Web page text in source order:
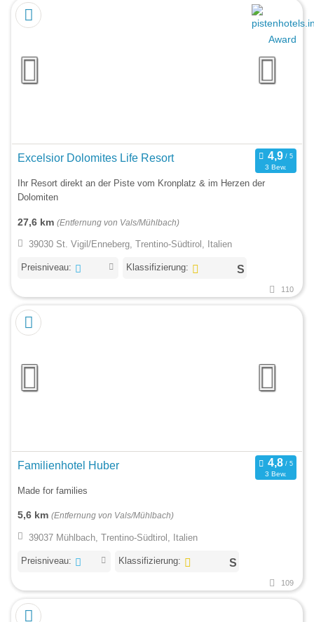
Excelsior Dolomites Life Resort
3 Bew.
Ihr Resort direkt an der Piste vom Kronplatz & im Herzen der
Dolomiten
27,6 km (Entfernung von Vals/Mühlbach)
39030 St. Vigil/Enneberg, Trentino-Südtirol, Italien
Preisniveau: Klassifizierung:
110
Familienhotel Huber
3 Bew.
Made for families
5,6 km (Entfernung von Vals/Mühlbach)
39037 Mühlbach, Trentino-Südtirol, Italien
Preisniveau: Klassifizierung:
109